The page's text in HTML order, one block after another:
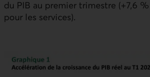
du PIB au premier trimestre (+7,6
pour les services).